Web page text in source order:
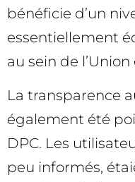
bénéficie d’un
essentiellement
au sein de
La transparence
également été
DPC. Les
peu informés,